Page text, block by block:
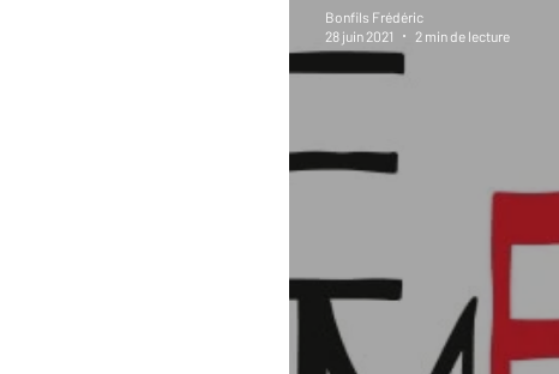
Performance
Événement Validé par
Annuaire
Bonfils Frédéric
28 juin 2021
2 min de lecture